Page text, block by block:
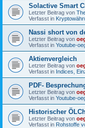
Solactive Smart
Letzter Beitrag von
Verfasst in
Nassi short von
Letzter Beitrag von
Verfasst in Youtube-
Aktienvergleich
Letzter Beitrag von
Verfasst in Indices,
PDF-
Letzter Beitrag von
Verfasst in Youtube-
Historischer
Letzter Beitrag von
Verfasst in Rohstoffe